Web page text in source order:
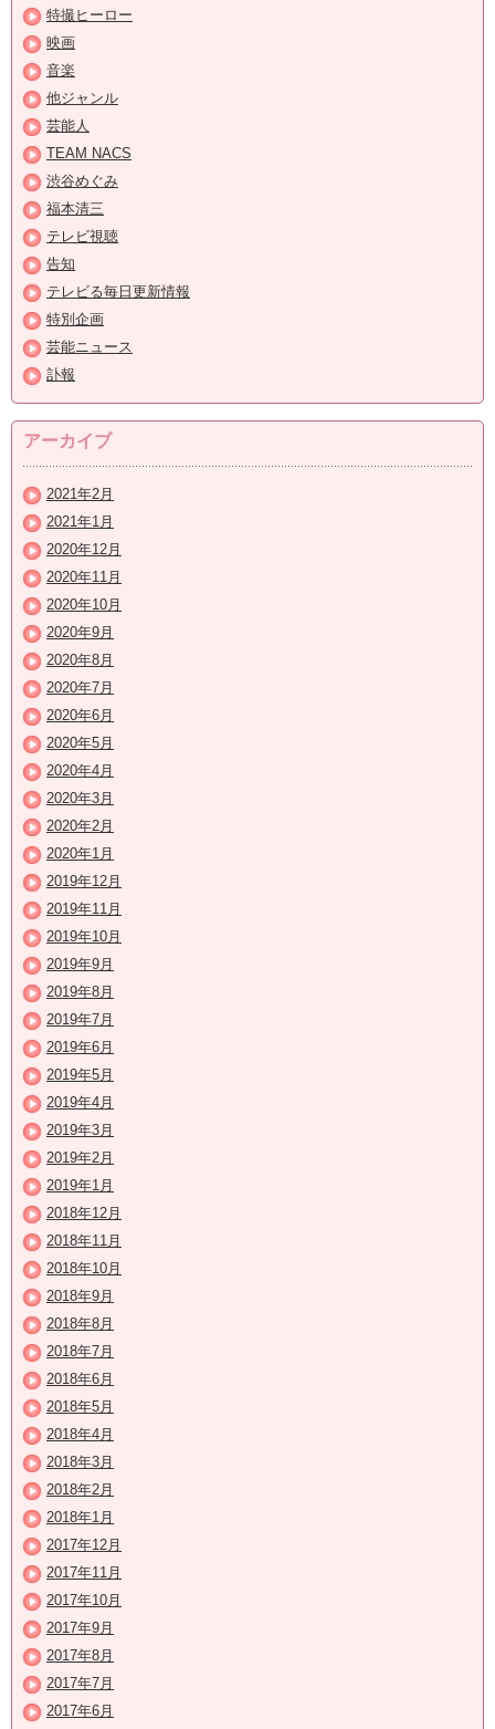
特撮ヒーロー
映画
音楽
他ジャンル
芸能人
TEAM NACS
渋谷めぐみ
福本清三
テレビ視聴
告知
テレビる毎日更新情報
特別企画
芸能ニュース
訃報
アーカイブ
2021年2月
2021年1月
2020年12月
2020年11月
2020年10月
2020年9月
2020年8月
2020年7月
2020年6月
2020年5月
2020年4月
2020年3月
2020年2月
2020年1月
2019年12月
2019年11月
2019年10月
2019年9月
2019年8月
2019年7月
2019年6月
2019年5月
2019年4月
2019年3月
2019年2月
2019年1月
2018年12月
2018年11月
2018年10月
2018年9月
2018年8月
2018年7月
2018年6月
2018年5月
2018年4月
2018年3月
2018年2月
2018年1月
2017年12月
2017年11月
2017年10月
2017年9月
2017年8月
2017年7月
2017年6月